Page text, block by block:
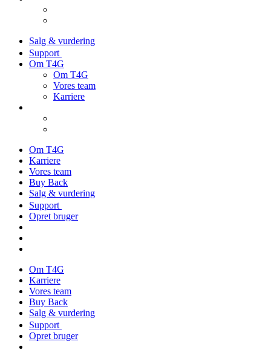
Salg & vurdering
Support
Om T4G
Om T4G
Vores team
Karriere
Om T4G
Karriere
Vores team
Buy Back
Salg & vurdering
Support
Opret bruger
Om T4G
Karriere
Vores team
Buy Back
Salg & vurdering
Support
Opret bruger